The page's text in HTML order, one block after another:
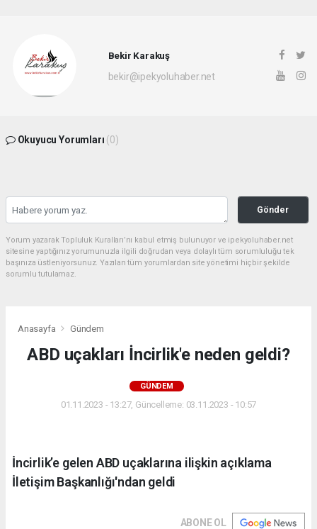
Bekir Karakuş
bekir@ipekyoluhaber.net
Okuyucu Yorumları (0)
Gönder
Yorum yazarak Topluluk Kuralları’nı kabul etmiş bulunuyor ve ipekyoluhaber.net
sitesine yaptığınız yorumunuzla ilgili doğrudan veya dolaylı tüm sorumluluğu tek
başınıza üstleniyorsunuz. Yazılan tüm yorumlardan site yönetimi hiçbir şekilde
sorumlu tutulamaz.
Anasayfa Gündem
ABD uçakları İncirlik'e neden geldi?
GÜNDEM
01.11.2023 - 13:27, Güncelleme: 03.11.2023 - 10:57
İncirlik’e gelen ABD uçaklarına ilişkin açıklama
İletişim Başkanlığı'ndan geldi
ABONE OL